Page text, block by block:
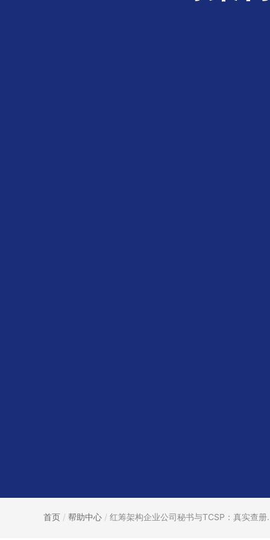
首页 / 帮助中心 / 红筹架构企业公司秘书与TCSP：真实查册